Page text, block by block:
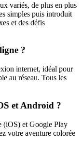
variés, de plus en plus
simples puis introduit
et des défis
?
internet, idéal pour
au réseau. Tous les
et Android ?
(iOS) et Google Play
votre aventure colorée